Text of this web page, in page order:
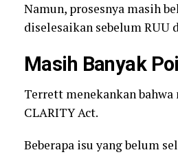
Namun, prosesnya masih
diselesaikan sebelum RUU
Masih Banyak
Terrett menekankan
CLARITY Act.
Beberapa isu yang belum